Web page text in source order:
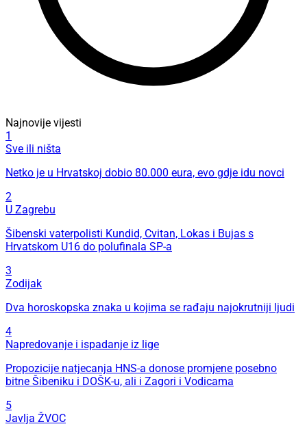
Najnovije vijesti
1
Sve ili ništa
Netko je u Hrvatskoj dobio 80.000 eura, evo gdje idu novci
2
U Zagrebu
Šibenski vaterpolisti Kundid, Cvitan, Lokas i Bujas s
Hrvatskom U16 do polufinala SP-a
3
Zodijak
Dva horoskopska znaka u kojima se rađaju najokrutniji ljudi
4
Napredovanje i ispadanje iz lige
Propozicije natjecanja HNS-a donose promjene posebno
bitne Šibeniku i DOŠK-u, ali i Zagori i Vodicama
5
Javlja ŽVOC